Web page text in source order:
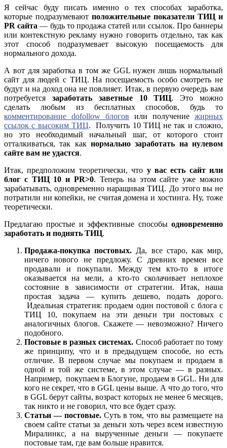
Я сейчас буду писать именно о тех способах заработка,
которые подразумевают положительные показатели ТИЦ и
PR сайта — будь то продажа статей или ссылок. Про баннеры
или контекстную рекламу нужно говорить отдельно, так как
этот способ подразумевает высокую посещаемость для
нормального дохода.
А вот для заработка в том же GGL нужен лишь нормальный
сайт для людей с ТИЦ. На посещаемость особо смотреть не
будут и на доход она не повлияет. Итак, в первую очередь вам
потребуется заработать заветные 10 ТИЦ. Это можно
сделать любым из бесплатных способов, будь то
комментирование dofollow блогов или получение жирных
ссылок с высоким ТИЦ. Получить 10 ТИЦ не так и сложно,
но это необходимый начальный шаг, от которого стоит
отталкиваться, так как нормально заработать на нулевом
сайте вам не удастся.
Итак, предположим теоретически, что у вас есть сайт или
блог с ТИЦ 10 и PR>0. Теперь на этом сайте уже можно
зарабатывать, одновременно наращивая ТИЦ. До этого вы не
потратили ни копейки, не считая домена и хостинга. Ну, тоже
теоретически.
Предлагаю простые и эффективные способы одновременно
заработать и поднять ТИЦ.
Продажа-покупка постовых. Да, все старо, как мир,
ничего нового не предложу. С древних времен все
продавали и покупали. Между тем кто-то в итоге
оказывается на мели, а кто-то сколачивает неплохое
состояние в зависимости от стратегии. Итак, наша
простая задача — купить дешево, подать дорого.
Идеальная стратегия: продаем один постовой с блога с
ТИЦ 10, покупаем на эти деньги три постовых с
аналогичных блогов. Скажете — невозможно? Ничего
подобного.
Постовые в разных системах. Способ работает по тому
же принципу, что и в предыдущем способе, но есть
отличие. В первом случае мы покупаем и продаем в
одной и той же системе, в этом случае — в разных.
Например, покупаем в Блогуне, продаем в GGL. Ни для
кого не секрет, что в GGL цены выше. А что до того, что
в GGL берут сайты, возраст которых не менее 6 месяцев,
так никто и не говорил, что все будет сразу.
Статьи — постовые.Суть в том, что вы размещаете на
своем сайте статьи за деньги хоть через всем известную
Миралинкс, а на вырученные деньги — покупаете
постовые там, где вам больше нравится.